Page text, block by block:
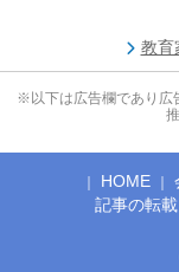
教育
※以下は広告欄であり広
HOME
記事の転